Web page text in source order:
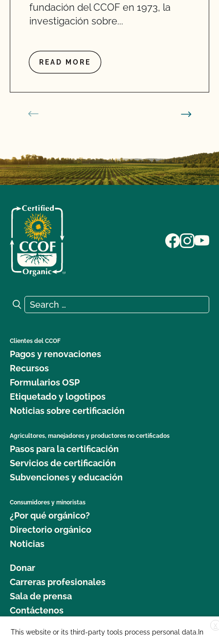
fundación del CCOF en 1973, la
investigación sobre...
READ MORE
Search for:
Search
Clientes del CCOF
Pagos y renovaciones
Recursos
Formularios OSP
Etiquetado y logotipos
Noticias sobre certificación
Agricultores, manejadores y productores no certificados
Pasos para la certificación
Servicios de certificación
Subvenciones y educación
Consumidores y minoristas
¿Por qué orgánico?
Directorio orgánico
Noticias
Donar
Carreras profesionales
Sala de prensa
Contáctenos
877 Cedar Street, Suite 248, Santa Cruz, CA 95060 © 2025 CCOF.org X
This website or its third-party tools process personal data.In